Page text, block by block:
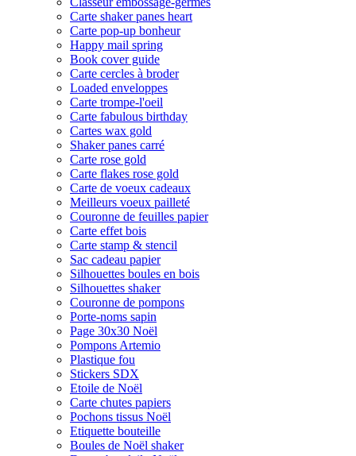
Carte shaker panes heart
Carte pop-up bonheur
Happy mail spring
Book cover guide
Carte cercles à broder
Loaded enveloppes
Carte trompe-l'oeil
Carte fabulous birthday
Cartes wax gold
Shaker panes carré
Carte rose gold
Carte flakes rose gold
Carte de voeux cadeaux
Meilleurs voeux pailleté
Couronne de feuilles papier
Carte effet bois
Carte stamp & stencil
Sac cadeau papier
Silhouettes boules en bois
Silhouettes shaker
Couronne de pompons
Porte-noms sapin
Page 30x30 Noël
Pompons Artemio
Plastique fou
Stickers SDX
Etoile de Noël
Carte chutes papiers
Pochons tissus Noël
Etiquette bouteille
Boules de Noël shaker